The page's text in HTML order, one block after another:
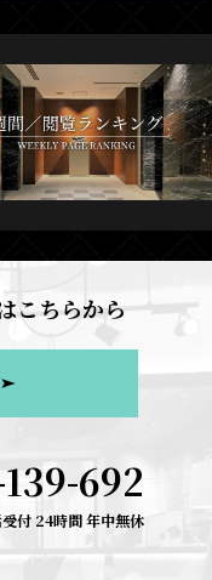
こちらから
692
付 24時間 年中無休